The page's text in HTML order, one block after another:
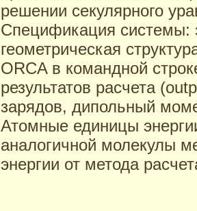
решении секулярного
Спецификация системы:
геометрическая
ORCA в командной
результатов расчета
зарядов, дипольный
Атомные единицы
аналогичной молекулы
энергии от метода